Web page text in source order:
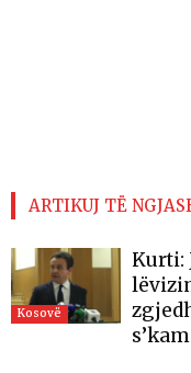
ARTIKUJ TË
Kosovë
Kurti: